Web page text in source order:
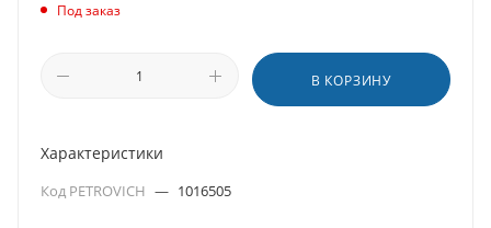
Под заказ
В КОРЗИНУ
Характеристики
Код PETROVICH — 1016505